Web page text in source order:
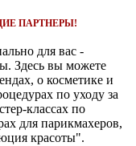
ПАРТНЕРЫ!
для вас -
Здесь вы можете
о косметике и
по уходу за
классах по
для парикмахеров,
красоты".